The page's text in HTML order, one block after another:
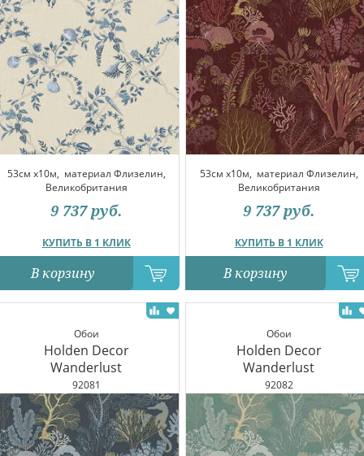
53см x10м, материал Флизелин,
Великобритания
КУПИТЬ В 1 КЛИК
9 737 руб.
В корзину
53см x10м, материал Флизелин,
Великобритания
КУПИТЬ В 1 КЛИК
9 737 руб.
В корзину
Обои
Holden Decor
Wanderlust
92081
Обои
Holden Decor
Wanderlust
92082